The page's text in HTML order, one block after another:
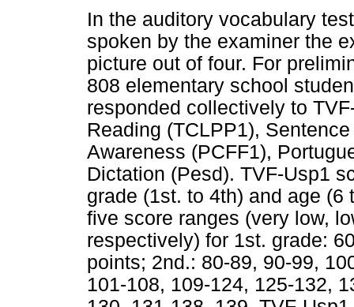
In the auditory vocabulary
spoken by the examiner the
picture out of four. For
808 elementary school
responded collectively to
Reading (TCLPP1),
Awareness (PCFF1),
Dictation (Pesd). TVF-Usp1
grade (1st. to 4th) and age
five score ranges (very low,
respectively) for 1st. grade:
points; 2nd.: 80-89, 90-99,
101-108, 109-124, 125-132,